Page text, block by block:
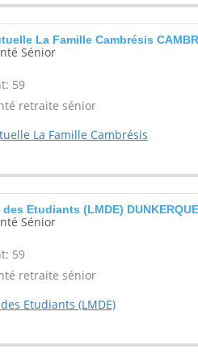
La Famille Cambrésis
Sénior
59
retraite sénior
La Famille Cambrésis
Etudiants (LMDE) DUNKERQUE
Sénior
59
retraite sénior
Etudiants (LMDE)